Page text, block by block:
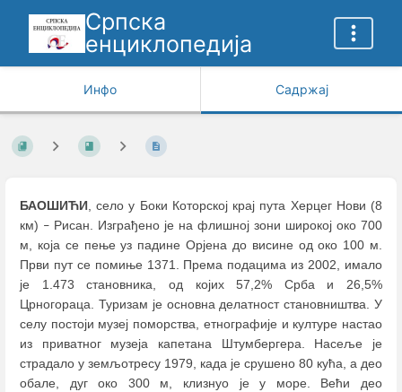
Српска
енциклопедија
Инфо Садржај
БАОШИЋИ, село у Боки Которској крај пута Херцег Нови (8
км) – Рисан. Изграђено је на флишној зони широкој око 700
м, која се пење уз падине Орјена до висине од око 100 м.
Први пут се помиње 1371. Према подацима из 2002, имало
је 1.473 становника, од којих 57,2% Срба и 26,5%
Црногораца. Туризам је основна делатност становништва. У
селу постоји музеј поморства, етнографије и културе настао
из приватног музеја капетана Штумбергера. Насеље је
страдало у земљотресу 1979, када је срушено 80 кућа, а део
обале, дуг око 300 м, клизнуо је у море. Већи део